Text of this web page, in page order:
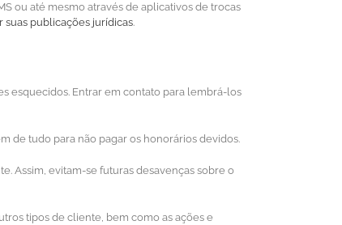
ou até mesmo através de aplicativos de trocas
suas publicações jurídicas.
esquecidos. Entrar em contato para lembrá-los
de tudo para não pagar os honorários devidos.
Assim, evitam-se futuras desavenças sobre o
tipos de cliente, bem como as ações e